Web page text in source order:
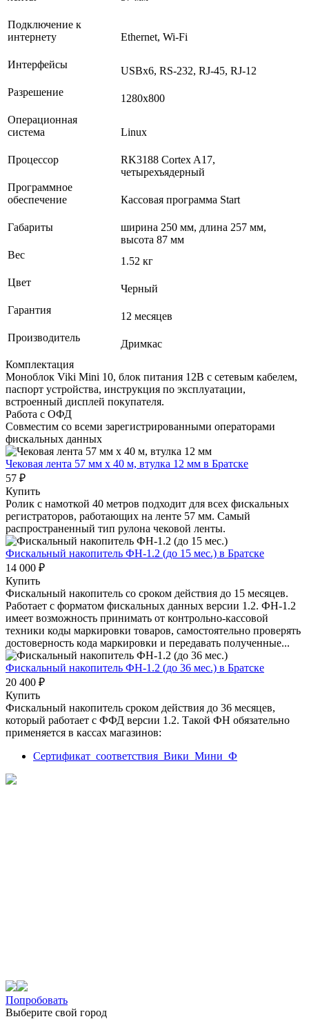
Подключение к
интернету
Ethernet, Wi-Fi
Интерфейсы
USBх6, RS-232, RJ-45, RJ-12
Разрешение
1280х800
Операционная
система
Linux
Процессор
RK3188 Cortex A17,
четырехъядерный
Программное
обеспечение
Кассовая программа Start
Габариты
ширина 250 мм, длина 257 мм,
высота 87 мм
Вес
1.52 кг
Цвет
Черный
Гарантия
12 месяцев
Производитель
Дримкас
Комплектация
Моноблок Viki Mini 10, блок питания 12В с сетевым кабелем,
паспорт устройства, инструкция по эксплуатации,
встроенный дисплей покупателя.
Работа с ОФД
Совместим со всеми зарегистрированными операторами
фискальных данных
Чековая лента 57 мм x 40 м, втулка 12 мм в Братске
57 ₽
Купить
Ролик с намоткой 40 метров подходит для всех фискальных
регистраторов, работающих на ленте 57 мм. Самый
распространенный тип рулона чековой ленты.
Фискальный накопитель ФН-1.2 (до 15 мес.) в Братске
14 000 ₽
Купить
Фискальный накопитель cо сроком действия до 15 месяцев.
Работает с форматом фискальных данных версии 1.2. ФН-1.2
имеет возможность принимать от контрольно-кассовой
техники коды маркировки товаров, самостоятельно проверять
достоверность кода маркировки и передавать полученные...
Фискальный накопитель ФН-1.2 (до 36 мес.) в Братске
20 400 ₽
Купить
Фискальный накопитель сроком действия до 36 месяцев,
который работает с ФФД версии 1.2. Такой ФН обязательно
применяется в кассах магазинов:
Сертификат_соответствия_Вики_Мини_Ф
Попробовать
Выберите свой город